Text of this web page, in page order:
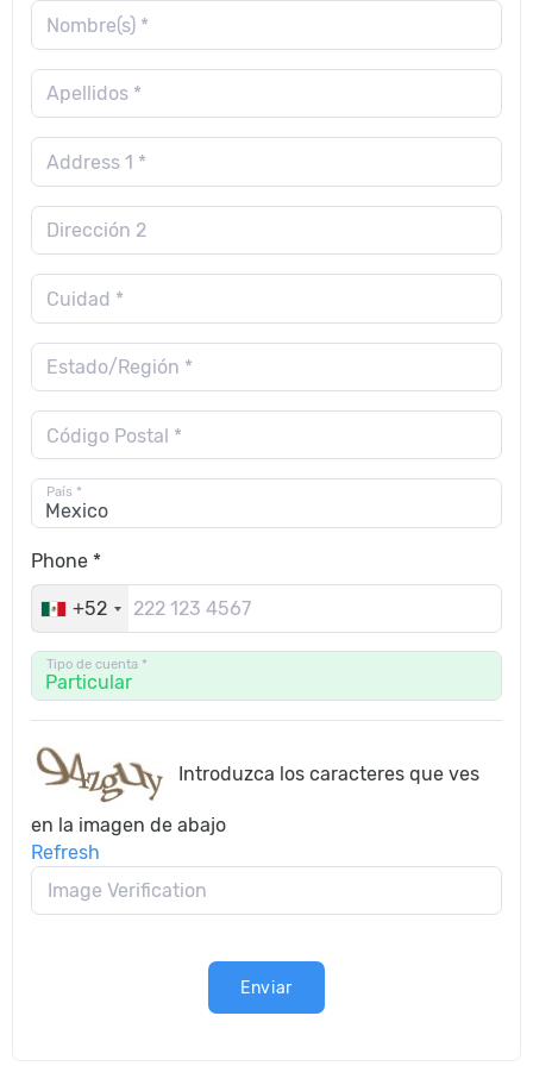
Nombre(s) *
Apellidos *
Address 1 *
Dirección 2
Cuidad *
Estado/Región *
Código Postal *
País *
Phone *
+52
Tipo de cuenta *
Introduzca los caracteres que ves
en la imagen de abajo
Refresh
Enviar